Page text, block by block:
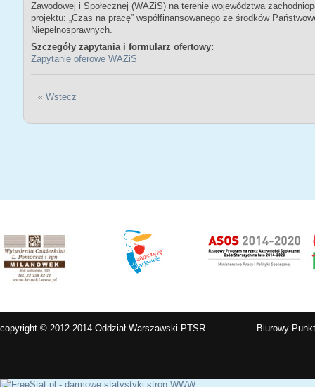
Zawodowej i Społecznej (WAZiS) na terenie województwa
projektu: „Czas na pracę” współfinansowanego ze środków
Niepełnosprawnych.
Szczegóły zapytania i formularz ofertowy:
Zapytanie oferowe WAZiS
« Wstecz
copyright © 2012-2014 Oddział Warszawski PTSR Biurowy